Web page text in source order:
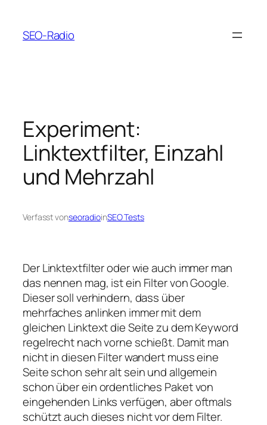
springen
SEO-Radio
Experiment:
Linktextfilter, Einzahl
und Mehrzahl
Verfasst vonseoradioinSEO Tests
Der Linktextfilter oder wie auch immer man
das nennen mag, ist ein Filter von Google.
Dieser soll verhindern, dass über
mehrfaches anlinken immer mit dem
gleichen Linktext die Seite zu dem Keyword
regelrecht nach vorne schießt. Damit man
nicht in diesen Filter wandert muss eine
Seite schon sehr alt sein und allgemein
schon über ein ordentliches Paket von
eingehenden Links verfügen, aber oftmals
schützt auch dieses nicht vor dem Filter.